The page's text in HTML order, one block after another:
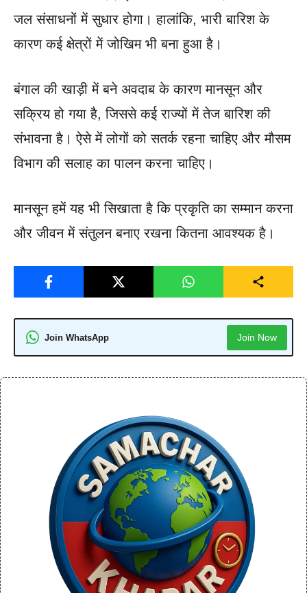
जल संसाधनों में सुधार होगा। हालांकि, भारी बारिश के
कारण कई क्षेत्रों में जोखिम भी बना हुआ है।
बंगाल की खाड़ी में बने अवदाब के कारण मानसून और
सक्रिय हो गया है, जिससे कई राज्यों में तेज बारिश की
संभावना है। ऐसे में लोगों को सतर्क रहना चाहिए और मौसम
विभाग की सलाह का पालन करना चाहिए।
मानसून हमें यह भी सिखाता है कि प्रकृति का सम्मान करना
और जीवन में संतुलन बनाए रखना कितना आवश्यक है।
Join WhatsApp Join Now